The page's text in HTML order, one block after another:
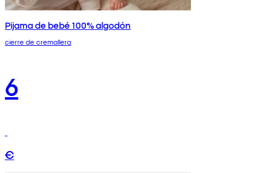
Pijama de bebé 100% algodón
cierre de cremallera
6
€